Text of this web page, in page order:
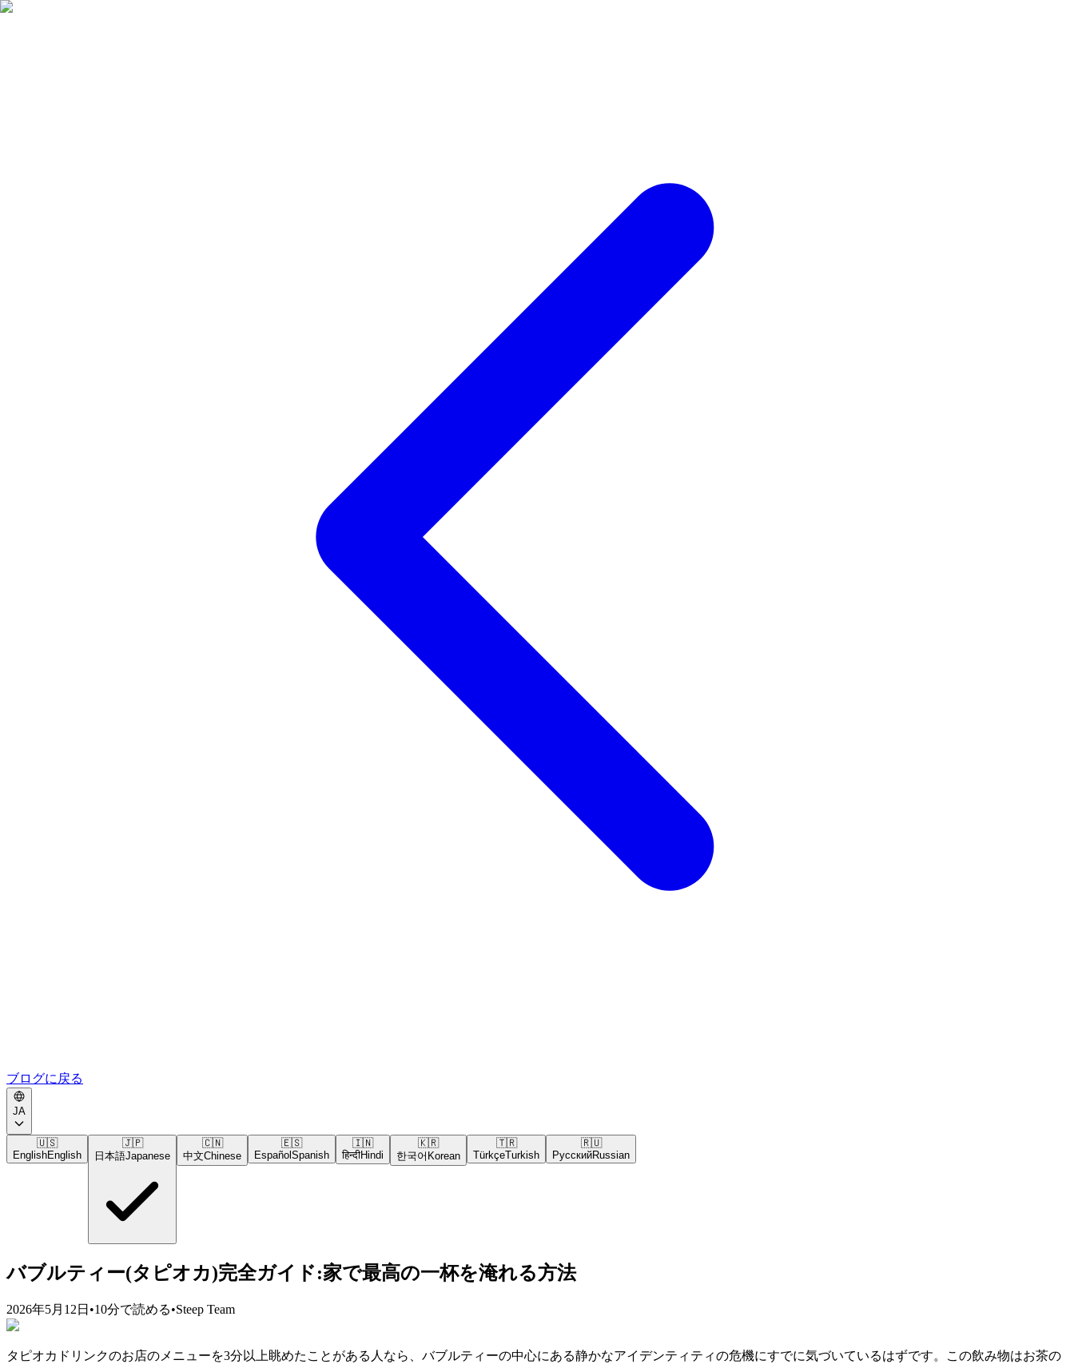
ブログに戻る
JA
🇺🇸
EnglishEnglish
🇯🇵
日本語Japanese
🇨🇳
中文Chinese
🇪🇸
Español Spanish
🇮🇳
हिन्दीHindi
🇰🇷
한국어 Korean
🇹🇷
TürkçeTurkish
🇷🇺
РусскийRussian
バブルティー(タピオカ)完全ガイド:家で最高の一杯を淹れる方法
2026年5月12日 •10分で読める•Steep Team
タピオカドリンクのお店のメニューを3分以上眺めたことがある人なら、バブルティーの中心にある静かなアイデンティティの危機にすでに気づいているはずです。この飲み物はお茶の